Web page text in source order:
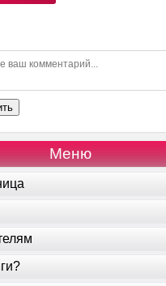
Меню